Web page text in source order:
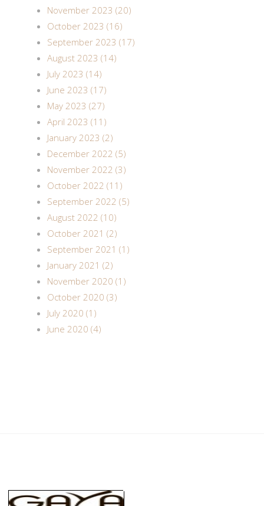
November 2023 (20)
October 2023 (16)
September 2023 (17)
August 2023 (14)
July 2023 (14)
June 2023 (17)
May 2023 (27)
April 2023 (11)
January 2023 (2)
December 2022 (5)
November 2022 (3)
October 2022 (11)
September 2022 (5)
August 2022 (10)
October 2021 (2)
September 2021 (1)
January 2021 (2)
November 2020 (1)
October 2020 (3)
July 2020 (1)
June 2020 (4)